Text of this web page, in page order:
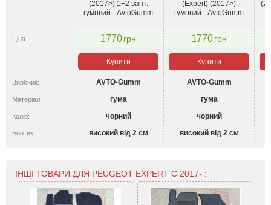
(2017>) 1+2 вант.
гумовий - AvtoGumm
(Expert) (2017>)
гумовий - AvtoGumm
Ціна 1770грн 1770грн
Купити Купити
Вирбник: AVTO-Gumm AVTO-Gumm
Матеріал: гума гума
Колір: чорний чорний
Бортик: високий від 2 см високий від 2 см
ІНШІ ТОВАРИ ДЛЯ PEUGEOT EXPERT С 2017- :